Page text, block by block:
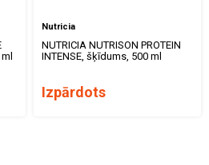
Nutricia
NUTRICIA NUTRISON PROTEIN
INTENSE, šķīdums, 500 ml
Izpārdots